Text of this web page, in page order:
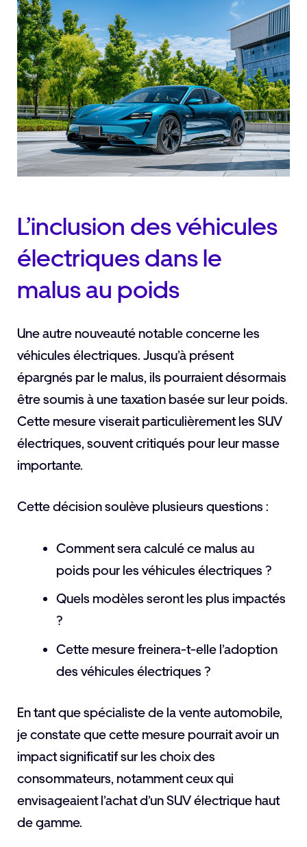
L’inclusion des véhicules
électriques dans le
malus au poids
Une autre nouveauté notable concerne les
véhicules électriques. Jusqu’à présent
épargnés par le malus, ils pourraient désormais
être soumis à une taxation basée sur leur poids.
Cette mesure viserait particulièrement les SUV
électriques, souvent critiqués pour leur masse
importante.
Cette décision soulève plusieurs questions :
Comment sera calculé ce malus au
poids pour les véhicules électriques ?
Quels modèles seront les plus impactés
?
Cette mesure freinera-t-elle l’adoption
des véhicules électriques ?
En tant que spécialiste de la vente automobile,
je constate que cette mesure pourrait avoir un
impact significatif sur les choix des
consommateurs, notamment ceux qui
envisageaient l’achat d’un SUV électrique haut
de gamme.